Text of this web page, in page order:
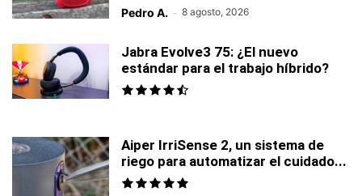
Pedro A. - 8 agosto, 2026
Jabra Evolve3 75: ¿El nuevo
estándar para el trabajo híbrido?
Aiper IrriSense 2, un sistema de
riego para automatizar el cuidado...